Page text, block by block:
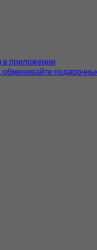
в приложении
обменивайте